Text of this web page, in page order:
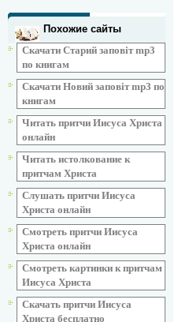
Похожие сайты
Скачати Старий заповіт mp3
по книгам
Скачати Новий заповіт mp3 по
книгам
Читать притчи Иисуса Христа
онлайн
Читать истолкование к
притчам Христа
Слушать притчи Иисуса
Христа онлайн
Смотреть притчи Иисуса
Христа онлайн
Смотреть картинки к притчам
Иисуса Христа
Скачать притчи Иисуса
Христа бесплатно